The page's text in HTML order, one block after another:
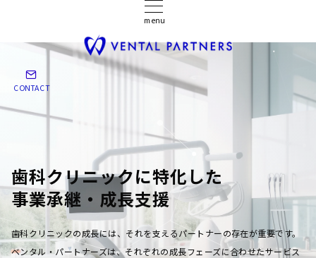
menu
CONTACT
歯科クリニックに特化した
事業承継・成長支援
歯科クリニックの成長には、それを支えるパートナーの存在が重要です。
ベンタル・パートナーズは、それぞれの成長フェーズに合わせたサービス